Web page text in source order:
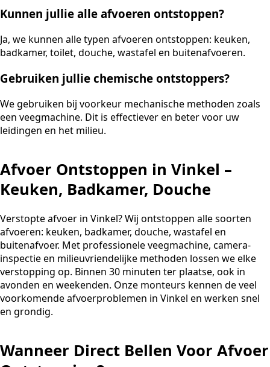
Kunnen jullie alle afvoeren ontstoppen?
Ja, we kunnen alle typen afvoeren ontstoppen: keuken,
badkamer, toilet, douche, wastafel en buitenafvoeren.
Gebruiken jullie chemische ontstoppers?
We gebruiken bij voorkeur mechanische methoden zoals
een veegmachine. Dit is effectiever en beter voor uw
leidingen en het milieu.
Afvoer Ontstoppen in Vinkel –
Keuken, Badkamer, Douche
Verstopte afvoer in Vinkel? Wij ontstoppen alle soorten
afvoeren: keuken, badkamer, douche, wastafel en
buitenafvoer. Met professionele veegmachine, camera-
inspectie en milieuvriendelijke methoden lossen we elke
verstopping op. Binnen 30 minuten ter plaatse, ook in
avonden en weekenden. Onze monteurs kennen de veel
voorkomende afvoerproblemen in Vinkel en werken snel
en grondig.
Wanneer Direct Bellen Voor Afvoer